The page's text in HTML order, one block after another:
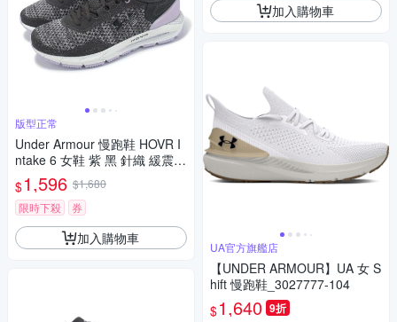
版型正常
Under Armour 慢跑鞋 HOVR I
ntake 6 女鞋 紫 黑 針織 緩震
運動鞋 UA 3026141102
$1,596 $1,680
限時下殺
券
加入購物車
加入購物車
UA官方旗艦店
【UNDER ARMOUR】UA 女 S
hift 慢跑鞋_3027777-104
$1,640 9折